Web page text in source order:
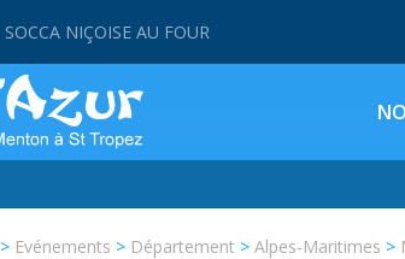
SOCCA NIÇOISE AU FOUR
> Evénements > Département >Alpes-Maritimes >